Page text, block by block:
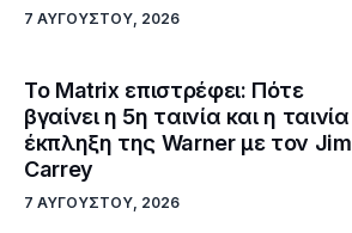
7 ΑΥΓΟΎΣΤΟΥ, 2026
Το Matrix επιστρέφει: Πότε
βγαίνει η 5η ταινία και η ταινία
έκπληξη της Warner με τον Jim
Carrey
7 ΑΥΓΟΎΣΤΟΥ, 2026